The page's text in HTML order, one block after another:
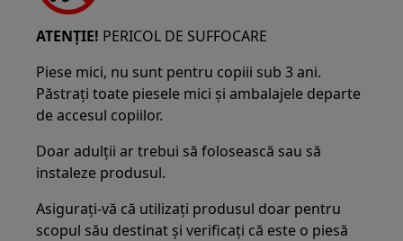
ATENȚIE! PERICOL DE SUFFOCARE
Piese mici, nu sunt pentru copiii sub 3 ani.
Păstrați toate piesele mici și ambalajele departe
de accesul copiilor.
Doar adulții ar trebui să folosească sau să
instaleze produsul.
Asigurați-vă că utilizați produsul doar pentru
scopul său destinat și verificați că este o piesă